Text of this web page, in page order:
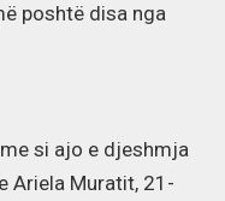
poshtë disa nga
si ajo e djeshmja
Ariela Muratit, 21-